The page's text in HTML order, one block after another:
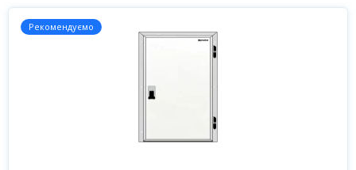
Рекомендуємо